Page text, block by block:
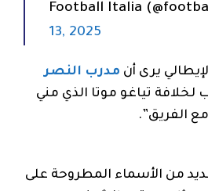
13, 2025
يرى أن مدرب النصر
لخلافة تياغو موتا الذي مني
الفريق”.
من الأسماء المطروحة على